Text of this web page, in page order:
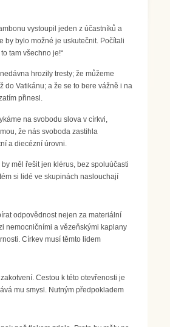
vystoupil jeden z účastníků a
by bylo možné je uskutečnit. Počítali
tam všechno je!“
hrozily tresty; že můžeme
do Vatikánu; a že se to bere vážně i na
přinesl.
na svobodu slova v církvi,
že nás svoboda zastihla
a diecézní úrovni.
měl řešit jen klérus, bez spoluúčasti
si lidé ve skupinách naslouchají
odpovědnost nejen za materiální
nemocničními a vězeňskými kaplany
Církev musí těmto lidem
Cestou k této otevřenosti je
mu smysl. Nutným předpokladem